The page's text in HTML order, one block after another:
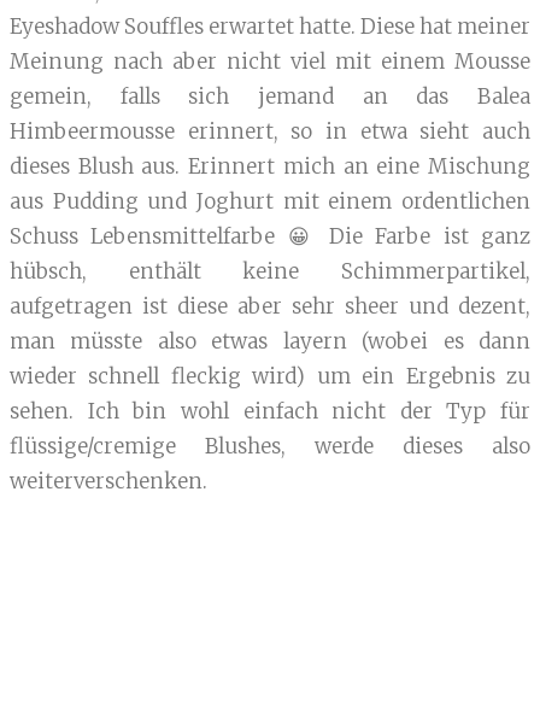
Eyeshadow Souffles erwartet hatte. Diese hat meiner
Meinung nach aber nicht viel mit einem Mousse
gemein, falls sich jemand an das Balea
Himbeermousse erinnert, so in etwa sieht auch
dieses Blush aus. Erinnert mich an eine Mischung
aus Pudding und Joghurt mit einem ordentlichen
Schuss Lebensmittelfarbe 😀 Die Farbe ist ganz
hübsch, enthält keine Schimmerpartikel,
aufgetragen ist diese aber sehr sheer und dezent,
man müsste also etwas layern (wobei es dann
wieder schnell fleckig wird) um ein Ergebnis zu
sehen. Ich bin wohl einfach nicht der Typ für
flüssige/cremige Blushes, werde dieses also
weiterverschenken.